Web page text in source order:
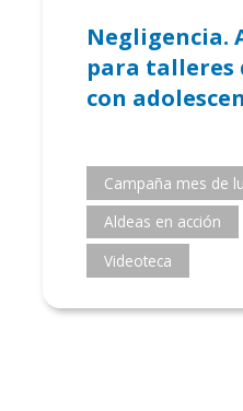
Negligencia.
para talleres
con
Campaña mes de
Aldeas en acción
Videoteca